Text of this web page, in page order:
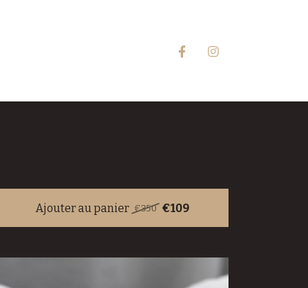
Ajouter au panier €350 €109